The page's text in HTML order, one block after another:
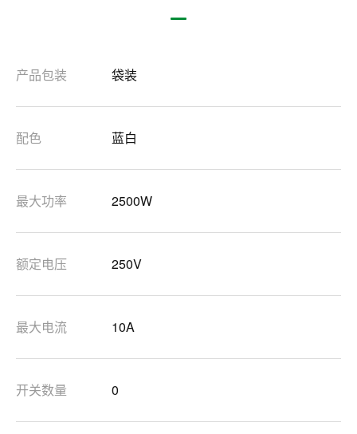
产品包装 袋装
配色 蓝白
最大功率 2500W
额定电压 250V
最大电流 10A
开关数量 0